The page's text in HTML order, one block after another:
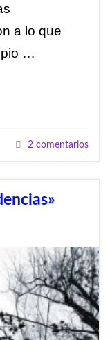
a lo que
…
2 comentarios